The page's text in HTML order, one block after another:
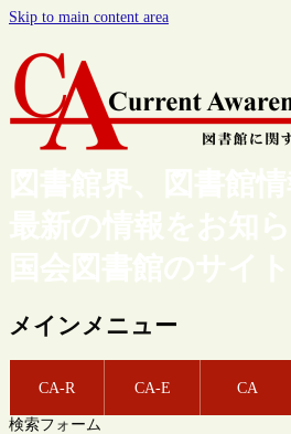
Skip to main content area
図書館界、図書館
最新の情報をお知
国会図書館のサイト
メインメニュー
CA-R CA-E CA
検索フォーム